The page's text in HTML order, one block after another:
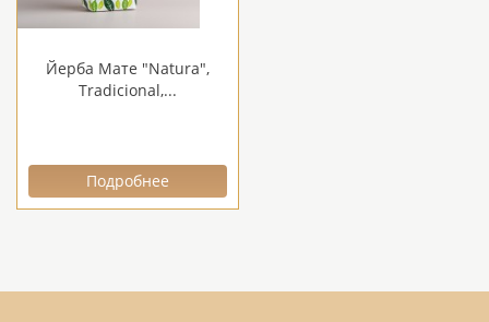
Йерба Мате "Natura",
Tradicional,...
Подробнее